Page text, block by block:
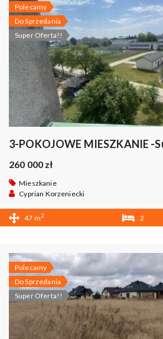
Polecamy
Do Sprzedania
Super Oferta!!
3-POKOJOWE MIESZKANIE -
260 000 zł
Mieszkanie
Cyprian Korzeniecki
47 m2
2
Polecamy
Do Sprzedania
Super Oferta!!